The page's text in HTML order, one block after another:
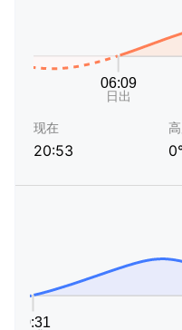
现在
20:53